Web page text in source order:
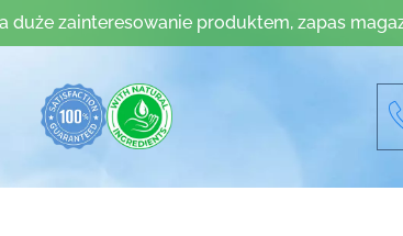
duże zainteresowanie produktem, zapas